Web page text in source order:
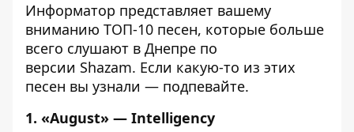
Информатор представляет вашему
вниманию ТОП-10 песен, которые больше
всего слушают в Днепре по
версии Shazam. Если какую-то из этих
песен вы узнали — подпевайте.
1. «August» — Intelligency